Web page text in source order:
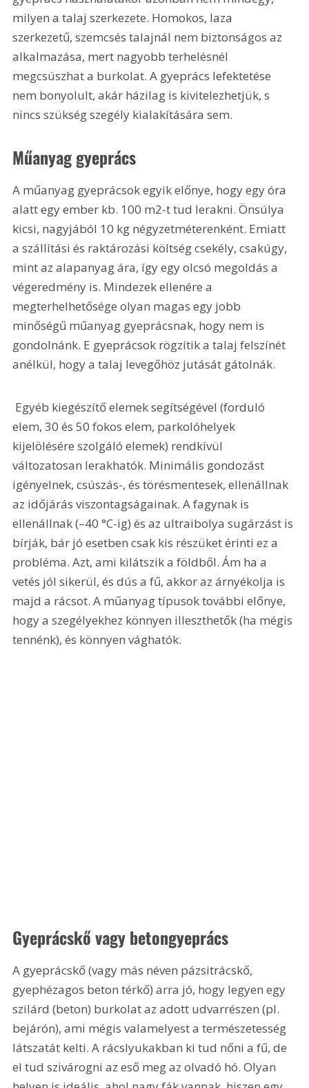
milyen a talaj szerkezete. Homokos, laza
szerkezetű, szemcsés talajnál nem biztonságos az
alkalmazása, mert nagyobb terhelésnél
megcsúszhat a burkolat. A gyeprács lefektetése
nem bonyolult, akár házilag is kivitelezhetjük, s
nincs szükség szegély kialakítására sem.
Műanyag gyeprács
A műanyag gyeprácsok egyik előnye, hogy egy óra
alatt egy ember kb. 100 m2-t tud lerakni. Önsúlya
kicsi, nagyjából 10 kg négyzetméterenként. Emiatt
a szállítási és raktározási költség csekély, csakúgy,
mint az alapanyag ára, így egy olcsó megoldás a
végeredmény is. Mindezek ellenére a
megterhelhetősége olyan magas egy jobb
minőségű műanyag gyeprácsnak, hogy nem is
gondolnánk. E gyeprácsok rögzítik a talaj felszínét
anélkül, hogy a talaj levegőhöz jutását gátolnák.
elem, 30 és 50 fokos elem, parkolóhelyek
kijelölésére szolgáló elemek) rendkívül
változatosan lerakhatók. Minimális gondozást
igényelnek, csúszás-, és törésmentesek, ellenállnak
az időjárás viszontagságainak. A fagynak is
ellenállnak (–40 °C-ig) és az ultraibolya sugárzást is
bírják, bár jó esetben csak kis részüket érinti ez a
probléma. Azt, ami kilátszik a földből. Ám ha a
vetés jól sikerül, és dús a fű, akkor az árnyékolja is
majd a rácsot. A műanyag típusok további előnye,
hogy a szegélyekhez könnyen illeszthetők (ha mégis
tennénk), és könnyen vághatók.
Gyeprácskő vagy betongyeprács
A gyeprácskő (vagy más néven pázsitrácskő,
gyephézagos beton térkő) arra jó, hogy legyen egy
szilárd (beton) burkolat az adott udvarrészen (pl.
bejárón), ami mégis valamelyest a természetesség
látszatát kelti. A rácslyukakban ki tud nőni a fű, de
el tud szivárogni az eső meg az olvadó hó. Olyan